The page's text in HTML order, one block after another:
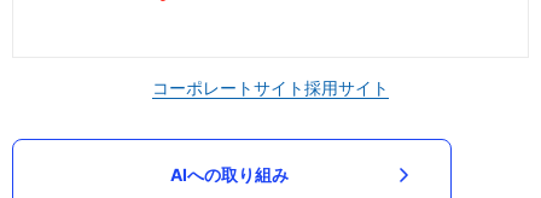
コーポレートサイト採用サイト
AIへの取り組み